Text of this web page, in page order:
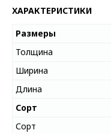
ХАРАКТЕРИСТИКИ
Размеры
Толщина
Ширина
Длина
Сорт
Сорт